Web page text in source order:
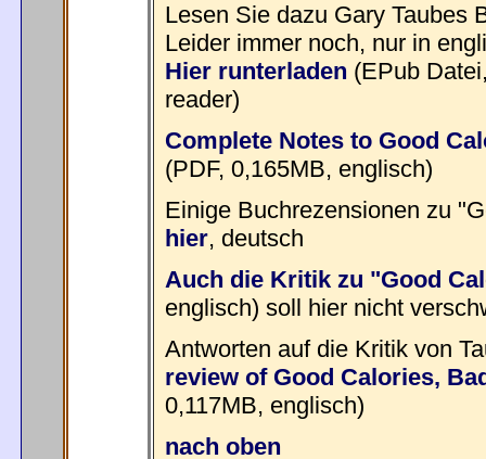
Lesen Sie dazu Gary Taubes
Leider immer noch, nur in
Hier runterladen (EPub
reader)
Complete Notes to Good
(PDF, 0,165MB, englisch)
Einige Buchrezensionen zu
hier, deutsch
Auch die Kritik zu "Good
englisch) soll hier nicht
Antworten auf die Kritik von
review of Good Calories,
0,117MB, englisch)
nach oben